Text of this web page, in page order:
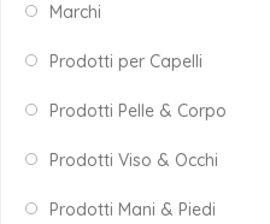
Marchi
Prodotti per Capelli
Prodotti Pelle & Corpo
Prodotti Viso & Occhi
Prodotti Mani & Piedi